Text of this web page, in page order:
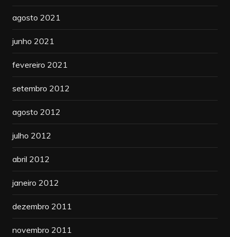
agosto 2021
junho 2021
fevereiro 2021
setembro 2012
agosto 2012
julho 2012
abril 2012
janeiro 2012
dezembro 2011
novembro 2011